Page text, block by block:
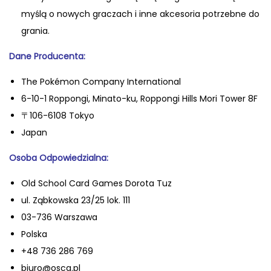
:
s
myślą o nowych graczach i inne akcesoria potrzebne do
grania.
Dane Producenta:
The Pokémon Company International
6-10-1 Roppongi, Minato-ku, Roppongi Hills Mori Tower 8F
〒106-6108 Tokyo
Japan
Osoba Odpowiedzialna:
Old School Card Games Dorota Tuz
ul. Ząbkowska 23/25 lok. 111
03-736 Warszawa
Polska
+48 736 286 769
biuro@oscg.pl